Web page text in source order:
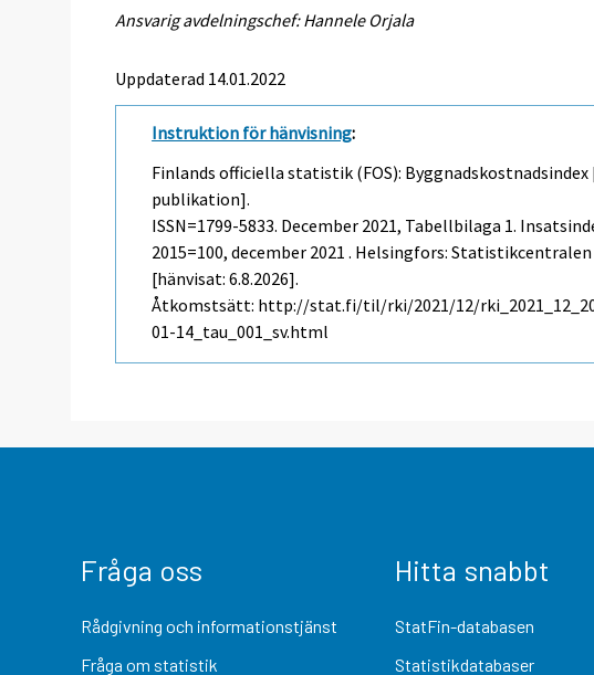
Ansvarig avdelningschef: Hannele Orjala
Uppdaterad 14.01.2022
Instruktion för hänvisning:
Finlands officiella statistik (FOS): Byggnadskostnadsindex
publikation].
ISSN=1799-5833. December 2021, Tabellbilaga 1.
2015=100, december 2021 . Helsingfors: Statistikcentralen
[hänvisat: 6.8.2026].
Åtkomstsätt: http://stat.fi/til/rki/2021/12/
01-14_tau_001_sv.html
Fråga oss
Rådgivning och informationstjänst
Fråga om statistik
Hitta snabbt
StatFin-databasen
Statistikdatabaser